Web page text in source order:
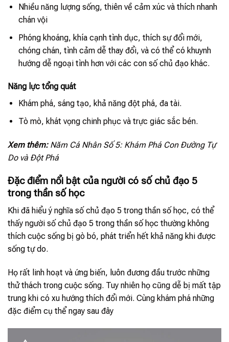
Nhiều năng lượng sống, thiên về cảm xúc và thích nhanh
chán vội
Phóng khoáng, khía cạnh tình dục, thích sự đổi mới,
chóng chán, tình cảm dễ thay đổi, và có thể có khuynh
hướng dễ ngoại tình hơn với các con số chủ đạo khác.
Năng lực tổng quát
Khám phá, sáng tạo, khả năng đột phá, đa tài.
Tò mò, khát vọng chinh phục và trực giác sắc bén.
Xem thêm: Năm Cá Nhân Số 5: Khám Phá Con Đường Tự
Do và Đột Phá
Đặc điểm nổi bật của người có số chủ đạo 5
trong thần số học
Khi đã hiểu ý nghĩa số chủ đạo 5 trong thần số học, có thể
thấy người số chủ đạo 5 trong thần số học thường không
thích cuộc sống bị gò bó, phát triển hết khả năng khi được
sống tự do.
Họ rất linh hoạt và ứng biến, luôn đương đầu trước những
thử thách trong cuộc sống. Tuy nhiên họ cũng dễ bị mất tập
trung khi có xu hướng thích đổi mới. Cùng khám phá những
đặc điểm cụ thể ngay sau đây